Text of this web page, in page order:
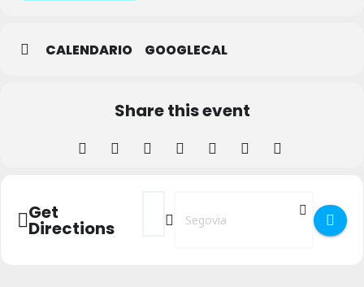
CALENDARIO GOOGLECAL
Share this event
Get
Directions
Address - PARK(ing) Day 2020 []
Destination Address - PARK(ing)